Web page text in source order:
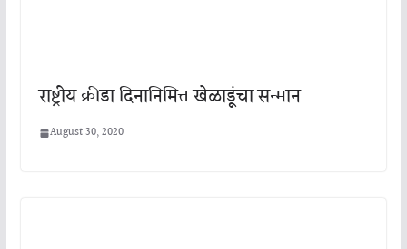
राष्ट्रीय क्रीडा दिनानिमित्त खेळाडूंचा सन्मान
August 30, 2020